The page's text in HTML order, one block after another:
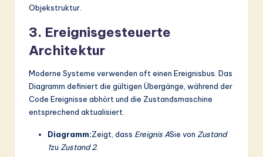
Objekstruktur.
3. Ereignisgesteuerte
Architektur
Moderne Systeme verwenden oft einen Ereignisbus. Das
Diagramm definiert die gültigen Übergänge, während der
Code Ereignisse abhört und die Zustandsmaschine
entsprechend aktualisiert.
Diagramm:Zeigt, dass Ereignis ASie von Zustand
1zu Zustand 2.